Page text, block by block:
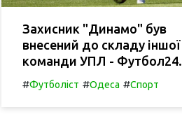
Захисник "Динамо" був
внесений до складу іншої
команди УПЛ - Футбол24.
#Футболіст #Одеса #Спорт